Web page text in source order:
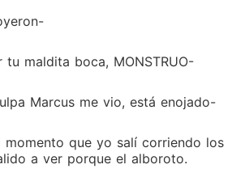
maldita boca, MONSTRUO-
Marcus me vio, está enojado-
momento que yo salí corriendo los
a ver porque el alboroto.